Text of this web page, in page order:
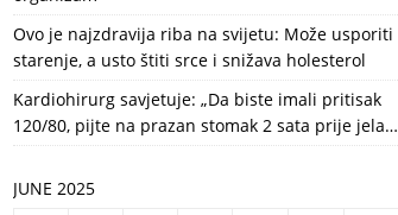
Ovo je najzdravija riba na svijetu: Može usporiti
starenje, a usto štiti srce i snižava holesterol
Kardiohirurg savjetuje: „Da biste imali pritisak
120/80, pijte na prazan stomak 2 sata prije jela…
JUNE 2025